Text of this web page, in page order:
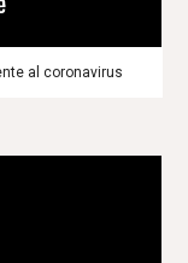
al coronavirus